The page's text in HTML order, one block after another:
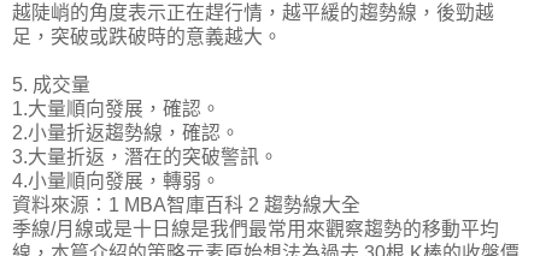
越陡峭的角度表示正在趕行情，越平緩的趨勢線，後勁越
足，突破或跌破時的意義越大。
5. 成交量
1.大量順向發展，確認。
2.小量折返趨勢線，確認。
3.大量折返，潛在的突破警訊。
4.小量順向發展，轉弱。
資料來源：1 MBA智庫百科 2 趨勢線大全
季線/月線或是十日線是我們最常用來觀察趨勢的移動平均